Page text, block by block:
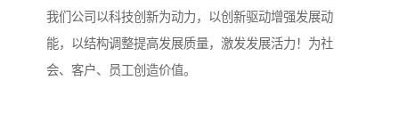
我们公司以科技创新为动力，以创新驱动增强发展动
能，以结构调整提高发展质量，激发发展活力！为社
会、客户、员工创造价值。